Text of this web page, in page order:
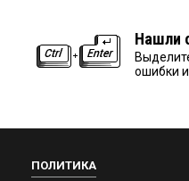
Нашли
ошибки
ПОЛИТИКА